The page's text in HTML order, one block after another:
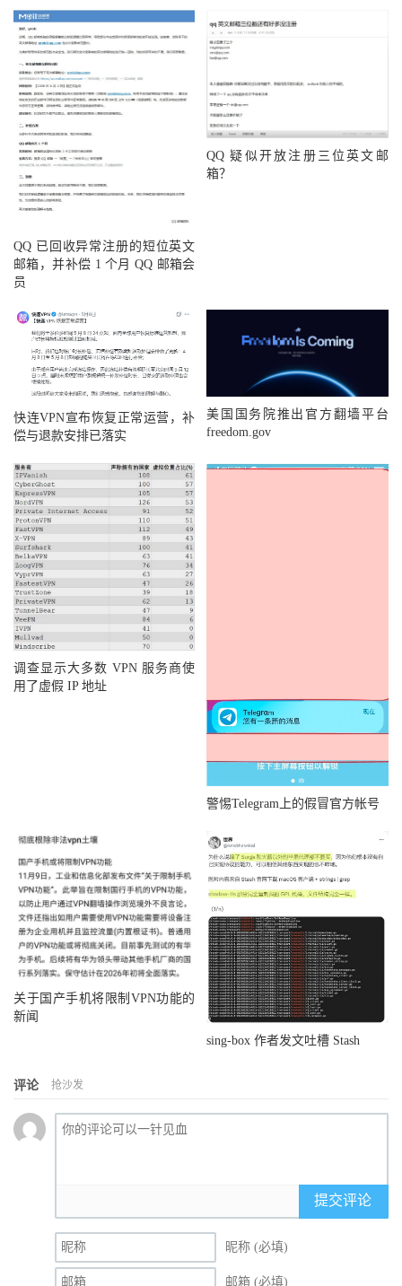
QQ 已回收异常注册的短位英文
邮箱，并补偿 1 个月 QQ 邮箱会
员
QQ 疑似开放注册三位英文邮
箱？
快连VPN宣布恢复正常运营，补
偿与退款安排已落实
美国国务院推出官方翻墙平台
freedom.gov
调查显示大多数 VPN 服务商使
用了虚假 IP 地址
警惕Telegram上的假冒官方帐号
关于国产手机将限制VPN功能的
新闻
sing-box 作者发文吐槽 Stash
评论 抢沙发
提交评论
昵称 (必填)
邮箱 (必填)